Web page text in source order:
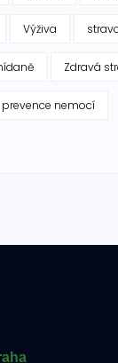
Výživa
Zdravá
prevence nemocí